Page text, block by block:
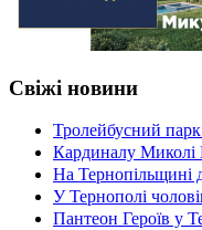
Свіжі новини
Тролейбусний
Кардиналу Миколі
На Тернопільщині
У Тернополі
Пантеон Героїв у